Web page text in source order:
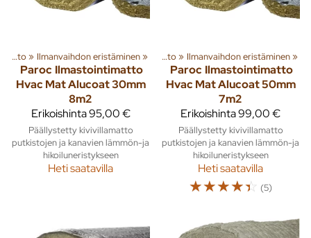
Ilmanvaihto‪» Ilmanvaihdon eristäminen‪»
Paroc Ilmastointimatto
Hvac Mat Alucoat 30mm
8m2
Erikoishinta95,00 €
Päällystetty kivivillamatto
putkistojen ja kanavien lämmön-ja
hikoiluneristykseen
Heti saatavilla
ja tuotteita‪»Rakenna‪» Ilmanvaihto‪» Ilmanvaihdon eristäminen‪»
Paroc Ilmastointimatto
Hvac Mat Alucoat 50mm
7m2
Erikoishinta99,00 €
Päällystetty kivivillamatto
putkistojen ja kanavien lämmön-ja
hikoiluneristykseen
Heti saatavilla
☆☆☆☆☆ (5)